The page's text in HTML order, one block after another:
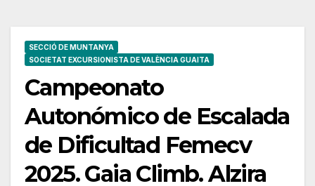
SECCIÓ DE MUNTANYA
SOCIETAT EXCURSIONISTA DE VALÈNCIA GUAITA
Campeonato
Autonómico de Escalada
de Dificultad Femecv
2025. Gaia Climb. Alzira